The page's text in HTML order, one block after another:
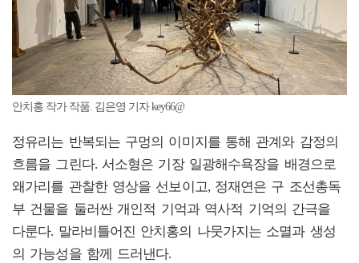
안치홍 작가 작품. 김은영 기자 key66@
정유리는 반복되는 구멍의 이미지를 통해 관계와 감정의
흐름을 그린다. 서소형은 기장 일광해수욕장을 배경으로
왜가리를 관찰한 영상을 선보이고, 정재연은 구 조선총독
부 건물을 둘러싼 개인적 기억과 역사적 기억의 간극을
다룬다. 말라비틀어진 안치홍의 나뭇가지는 소멸과 생성
의 가능성을 함께 드러낸다.